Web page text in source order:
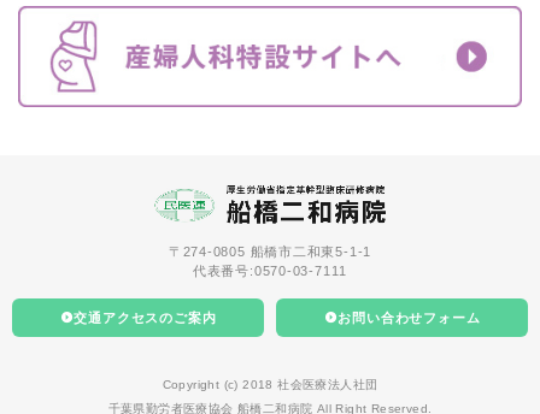
〒274-0805 船橋市二和東5-1-1
代表番号:0570-03-7111
交通アクセスのご案内 お問い合わせフォーム
Copyright (c) 2018 社会医療法人社団
千葉県勤労者医療協会 船橋二和病院 All Right Reserved.